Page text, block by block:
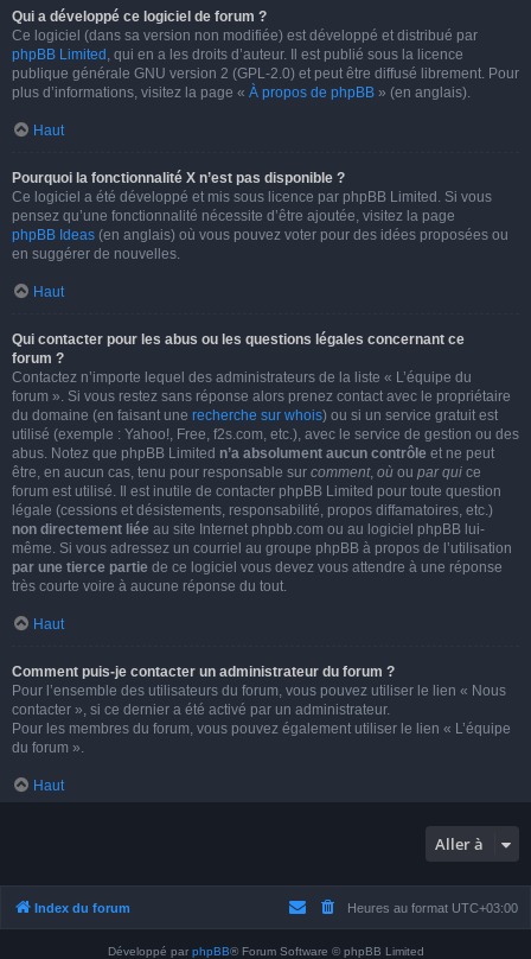
Qui a développé ce logiciel de forum ?
Ce logiciel (dans sa version non modifiée) est développé et distribué par
phpBB Limited , qui en a les droits d’auteur. Il est publié sous la licence
publique générale GNU version 2 (GPL-2.0) et peut être diffusé librement. Pour
plus d’informations, visitez la page « À propos de phpBB » (en anglais).
Haut
Pourquoi la fonctionnalité X n’est pas disponible ?
Ce logiciel a été développé et mis sous licence par phpBB Limited. Si vous
pensez qu’une fonctionnalité nécessite d’être ajoutée, visitez la page
phpBB Ideas (en anglais) où vous pouvez voter pour des idées proposées ou
en suggérer de nouvelles.
Haut
Qui contacter pour les abus ou les questions légales concernant ce
forum ?
Contactez n’importe lequel des administrateurs de la liste « L’équipe du
forum ». Si vous restez sans réponse alors prenez contact avec le propriétaire
du domaine (en faisant une recherche sur whois) ou si un service gratuit est
utilisé (exemple : Yahoo!, Free, f2s.com, etc.), avec le service de gestion ou des
abus. Notez que phpBB Limited n’a absolument aucun contrôle et ne peut
être, en aucun cas, tenu pour responsable sur comment, où ou par qui ce
forum est utilisé. Il est inutile de contacter phpBB Limited pour toute question
légale (cessions et désistements, responsabilité, propos diffamatoires, etc.)
non directement liée au site Internet phpbb.com ou au logiciel phpBB lui-
même. Si vous adressez un courriel au groupe phpBB à propos de l’utilisation
par une tierce partie de ce logiciel vous devez vous attendre à une réponse
très courte voire à aucune réponse du tout.
Haut
Comment puis-je contacter un administrateur du forum ?
Pour l’ensemble des utilisateurs du forum, vous pouvez utiliser le lien « Nous
contacter », si ce dernier a été activé par un administrateur.
Pour les membres du forum, vous pouvez également utiliser le lien « L’équipe
du forum ».
Haut
Aller à
Index du forum Heures au format UTC+03:00
Développé par phpBB® Forum Software © phpBB Limited